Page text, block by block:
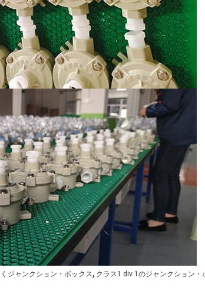
ジャンクション・ボックス, クラス1 div 1のジャンクション・